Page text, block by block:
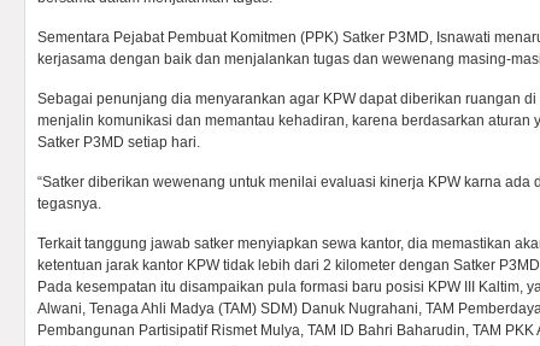
Sementara Pejabat Pembuat Komitmen (PPK) Satker P3MD, Isnawati
kerjasama dengan baik dan menjalankan tugas dan wewenang masing-
Sebagai penunjang dia menyarankan agar KPW dapat diberikan ruangan
menjalin komunikasi dan memantau kehadiran, karena berdasarkan aturan
Satker P3MD setiap hari.
“Satker diberikan wewenang untuk menilai evaluasi kinerja KPW karna ada
tegasnya.
Terkait tanggung jawab satker menyiapkan sewa kantor, dia memastikan
ketentuan jarak kantor KPW tidak lebih dari 2 kilometer dengan Satker
Pada kesempatan itu disampaikan pula formasi baru posisi KPW III Kaltim,
Alwani, Tenaga Ahli Madya (TAM) SDM) Danuk Nugrahani, TAM
Pembangunan Partisipatif Rismet Mulya, TAM ID Bahri Baharudin, TAM PKK